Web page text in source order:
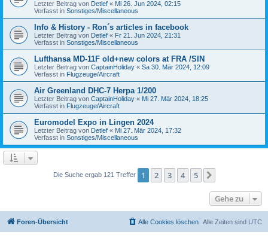
Letzter Beitrag von Detlef « Mi 26. Jun 2024, 02:15
Verfasst in Sonstiges/Miscellaneous
Info & History - Ron´s articles in facebook
Letzter Beitrag von Detlef « Fr 21. Jun 2024, 21:31
Verfasst in Sonstiges/Miscellaneous
Lufthansa MD-11F old+new colors at FRA /SIN
Letzter Beitrag von CaptainHoliday « Sa 30. Mär 2024, 12:09
Verfasst in Flugzeuge/Aircraft
Air Greenland DHC-7 Herpa 1/200
Letzter Beitrag von CaptainHoliday « Mi 27. Mär 2024, 18:25
Verfasst in Flugzeuge/Aircraft
Euromodel Expo in Lingen 2024
Letzter Beitrag von Detlef « Mi 27. Mär 2024, 17:32
Verfasst in Sonstiges/Miscellaneous
Die Suche ergab 121 Treffer 1 2 3 4 5
Gehe zu
Foren-Übersicht Alle Zeiten sind UTC
Alle Cookies löschen